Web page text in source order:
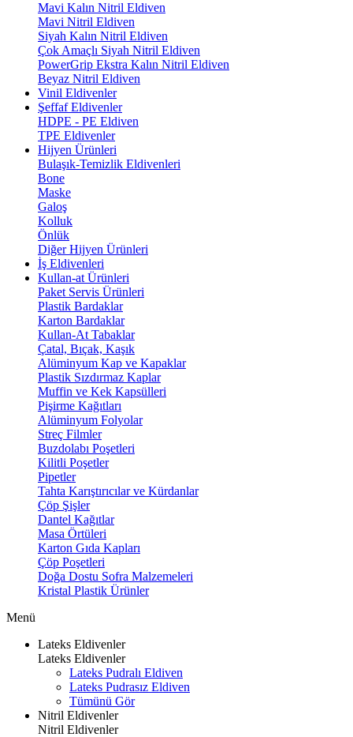
Mavi Kalın Nitril Eldiven
Mavi Nitril Eldiven
Siyah Kalın Nitril Eldiven
Çok Amaçlı Siyah Nitril Eldiven
PowerGrip Ekstra Kalın Nitril Eldiven
Beyaz Nitril Eldiven
Vinil Eldivenler
Şeffaf Eldivenler
HDPE - PE Eldiven
TPE Eldivenler
Hijyen Ürünleri
Bulaşık-Temizlik Eldivenleri
Bone
Maske
Galoş
Kolluk
Önlük
Diğer Hijyen Ürünleri
İş Eldivenleri
Kullan-at Ürünleri
Paket Servis Ürünleri
Plastik Bardaklar
Karton Bardaklar
Kullan-At Tabaklar
Çatal, Bıçak, Kaşık
Alüminyum Kap ve Kapaklar
Plastik Sızdırmaz Kaplar
Muffin ve Kek Kapsülleri
Pişirme Kağıtları
Alüminyum Folyolar
Streç Filmler
Buzdolabı Poşetleri
Kilitli Poşetler
Pipetler
Tahta Karıştırıcılar ve Kürdanlar
Çöp Şişler
Dantel Kağıtlar
Masa Örtüleri
Karton Gıda Kapları
Çöp Poşetleri
Doğa Dostu Sofra Malzemeleri
Kristal Plastik Ürünler
Menü
Lateks Eldivenler
Lateks Eldivenler
Lateks Pudralı Eldiven
Lateks Pudrasız Eldiven
Tümünü Gör
Nitril Eldivenler
Nitril Eldivenler